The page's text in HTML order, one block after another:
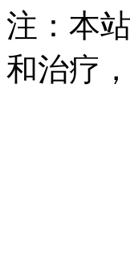
注：本
和治疗